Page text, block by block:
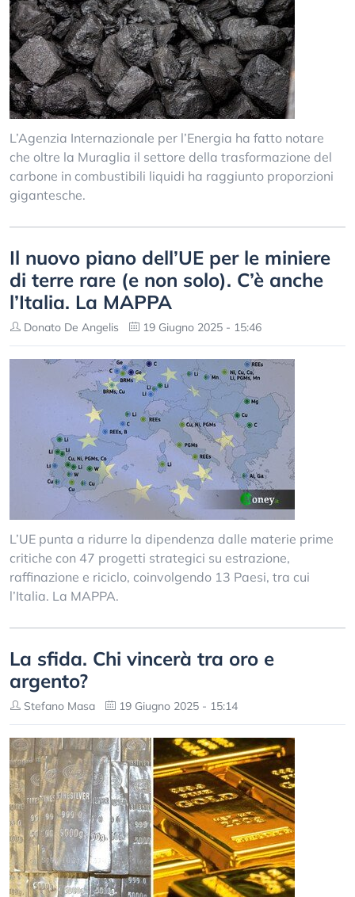
L’Agenzia Internazionale per l’Energia ha fatto notare
che oltre la Muraglia il settore della trasformazione del
carbone in combustibili liquidi ha raggiunto proporzioni
gigantesche.
Il nuovo piano dell’UE per le miniere
di terre rare (e non solo). C’è anche
l’Italia. La MAPPA
Donato De Angelis 19 Giugno 2025 - 15:46
L’UE punta a ridurre la dipendenza dalle materie prime
critiche con 47 progetti strategici su estrazione,
raffinazione e riciclo, coinvolgendo 13 Paesi, tra cui
l’Italia. La MAPPA.
La sfida. Chi vincerà tra oro e
argento?
Stefano Masa 19 Giugno 2025 - 15:14